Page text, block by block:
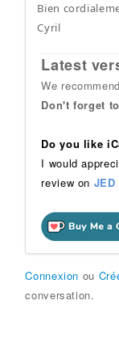
Bien
Cyril
Latest
We
Don't forget
Do you like
I would
review on
Connexion ou
conversation.